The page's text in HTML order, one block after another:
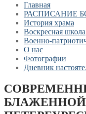
Главная
РАСПИСАНИЕ
История храма
Воскресная школа
Военно-
О нас
Фотографии
Дневник